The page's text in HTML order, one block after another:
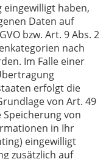
haben,
Daten auf
bzw. Art. 9 Abs. 2
nach
Im Falle einer
erfolgt die
von Art. 49
Speicherung von
in Ihr
eingewilligt
zusätzlich auf